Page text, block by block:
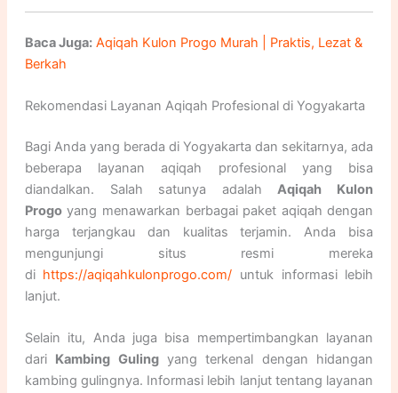
Baca Juga: Aqiqah Kulon Progo Murah | Praktis, Lezat &
Berkah
Rekomendasi Layanan Aqiqah Profesional di Yogyakarta
Bagi Anda yang berada di Yogyakarta dan sekitarnya, ada
beberapa layanan aqiqah profesional yang bisa
diandalkan. Salah satunya adalahAqiqah Kulon
Progoyang menawarkan berbagai paket aqiqah dengan
harga terjangkau dan kualitas terjamin. Anda bisa
mengunjungi situs resmi mereka
di https://aqiqahkulonprogo.com/ untuk informasi lebih
lanjut.
Selain itu, Anda juga bisa mempertimbangkan layanan
dari Kambing Gulingyang terkenal dengan hidangan
kambing gulingnya. Informasi lebih lanjut tentang layanan